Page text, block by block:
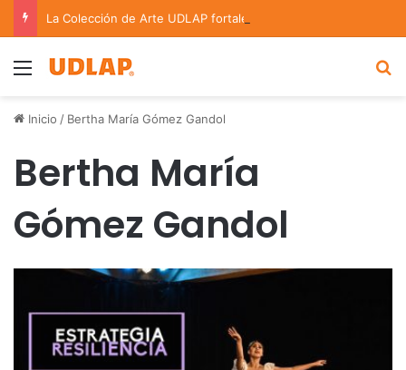
Menu
Inicio / Bertha María Gómez Gandol
Bertha María
Gómez Gandol